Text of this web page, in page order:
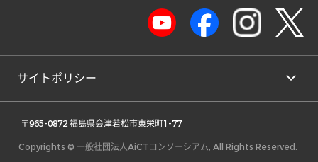
サイトポリシー
〒965-0872 福島県会津若松市東栄町1-77
Copyrights © 一般社団法人AiCTコンソーシアム, All Rights Reserved.